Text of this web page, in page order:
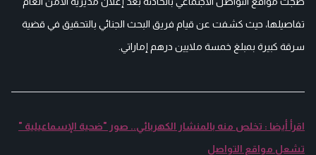
تفاصيلها، حيث كشفت عن قيام فريق البحث الجنائي بالتحقيق في قضية
سرقة كبيرة بمبلغ خمسة ملايين درهم إماراتي.
اقرأ أيضا : تخلص منه بالمنشار الكهربائي.. صور "ضحية الإسماعيلية "
تشعل مواقع التواصل